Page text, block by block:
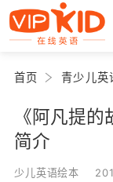
首页 青少儿英
《阿凡提
简介
少儿英语绘本